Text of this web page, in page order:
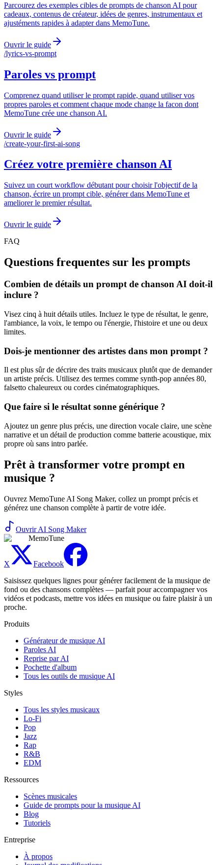
Parcourez des exemples cibles de prompts de chanson AI pour
cadeaux, contenus de créateur, idées de genres, instrumentaux et
ajustéments rapides à adapter dans MemoTune.
Ouvrir le guide
/lyrics-vs-prompt
Paroles vs prompt
Comprenez quand utiliser le prompt rapide, quand utiliser vos
propres paroles et comment chaque mode change la facon dont
MemoTune crée une chanson AI.
Ouvrir le guide
/create-your-first-ai-song
Créez votre première chanson AI
Suivez un court workflow débutant pour choisir l'objectif de la
chanson, écrire un prompt cible, générer dans MemoTune et
ameliorer le premier résultat.
Ouvrir le guide
FAQ
Questions frequentes sur les prompts
Combien de détails un prompt de chanson AI doit-il
inclure ?
Visez cinq à huit détails utiles. Incluez le type de résultat, le genre,
l'ambiance, la voix, le tempo ou l'énergie, l'histoire et une ou deux
limites.
Dois-je mentionner des artistes dans mon prompt ?
Il est plus sûr de décrire des traits musicaux plutôt que de demander
un artiste précis. Utilisez des termes comme synth-pop années 80,
falsetto chaleureux ou cordes cinématographiques.
Que faire si le résultat sonne générique ?
Ajoutez un genre plus précis, une direction vocale claire, une scène
narrative et un détail de production comme batterie acoustique, mix
propre où sans intro parlée.
Prêt à transformer votre prompt en
musique ?
Ouvrez MemoTune AI Song Maker, collez un prompt précis et
générez une chanson complète à partir de votre idée.
Ouvrir AI Song Maker
MemoTune
X
Facebook
Saisissez quelques lignes pour générer facilement de la musique de
fond ou des chansons complètes — parfait pour accompagner vos
vidéos et podcasts, mettre vos idées en musique ou faire plaisir à un
proche.
Produits
Générateur de musique AI
Paroles AI
Reprise par AI
Pochette d'album
Tous les outils de musique AI
Styles
Tous les styles musicaux
Lo-Fi
Pop
Jazz
Rap
R&B
EDM
Ressources
Scènes musicales
Guide de prompts pour la musique AI
Blog
Tutoriels
Entreprise
À propos